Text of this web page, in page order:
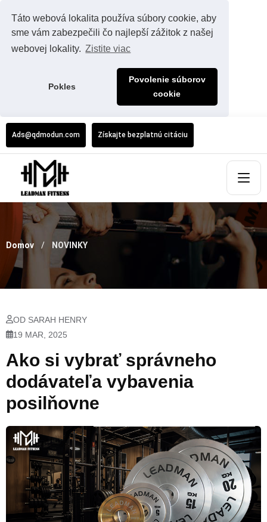
Táto webová lokalita používa súbory cookie, aby
sme vám zabezpečili čo najlepší zážitok z našej
webovej lokality. Zistite viac
Pokles
Povolenie súborov
cookie
Ads@qdmodun.com Získajte bezplatnú citáciu
Domov NOVINKY
OD SARAH HENRY
19 MAR, 2025
Ako si vybrať správneho
dodávateľa vybavenia
posilňovne